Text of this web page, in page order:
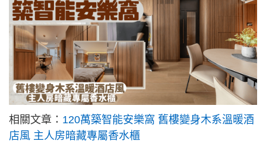
相關文章： 120萬築智能安樂窩 舊樓變身木系溫暖酒
店風 主人房暗藏專屬香水櫃